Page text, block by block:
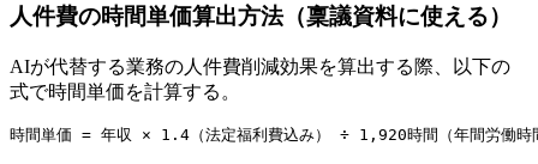
人件費の時間単価算出方法（稟議資料に使える）
AIが代替する業務の人件費削減効果を算出する際、以下の
式で時間単価を計算する。
時間単価 = 年収 × 1.4（法定福利費込み） ÷ 1,920時間（年間労働時